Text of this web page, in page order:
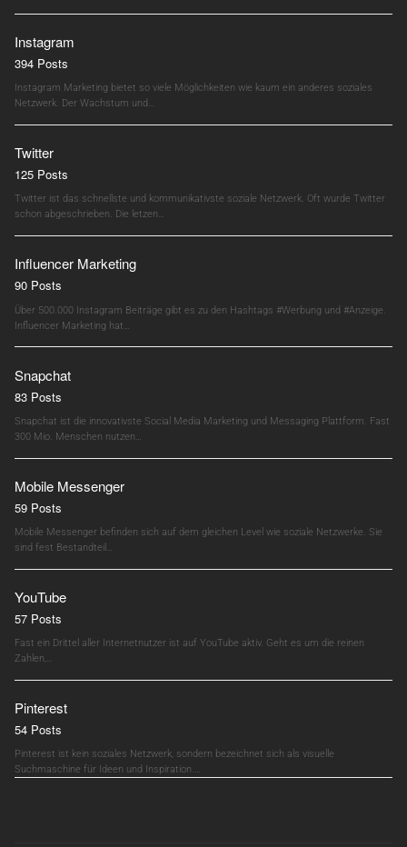
Instagram
394 Posts
Instagram Marketing bietet so viele Möglichkeiten wie kaum ein anderes soziales
Netzwerk. Der Wachstum und…
Twitter
125 Posts
Twitter ist das schnellste und kommunikativste soziale Netzwerk. Oft wurde Twitter
schon abgeschrieben. Die letzen…
Influencer Marketing
90 Posts
Über 500.000 Instagram Beiträge gibt es zu den Hashtags #Werbung und #Anzeige.
Influencer Marketing hat…
Snapchat
83 Posts
Snapchat ist die innovativste Social Media Marketing und Messaging Plattform. Fast
300 Mio. Menschen nutzen…
Mobile Messenger
59 Posts
Mobile Messenger befinden sich auf dem gleichen Level wie soziale Netzwerke. Sie
sind fest Bestandteil…
YouTube
57 Posts
Fast ein Drittel aller Internetnutzer ist auf YouTube aktiv. Geht es um die reinen
Zahlen,…
Pinterest
54 Posts
Pinterest ist kein soziales Netzwerk, sondern bezeichnet sich als visuelle
Suchmaschine für Ideen und Inspiration.…